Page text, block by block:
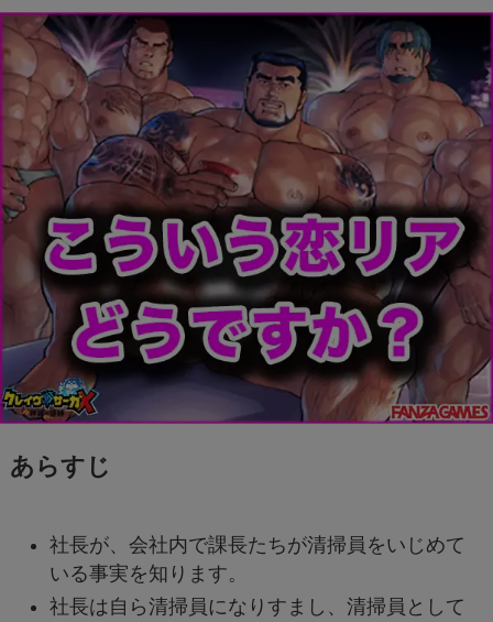
ーをご紹介します。
あらすじ
社長が、会社内で課長たちが清掃員をいじめて
いる事実を知ります。
社長は自ら清掃員になりすまし、清掃員として